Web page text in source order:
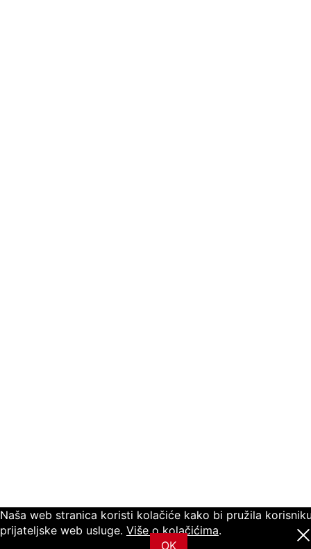
Naša web stranica koristi kolačiće kako bi pružila
prijateljske web usluge. Više o kolačićima.
OK